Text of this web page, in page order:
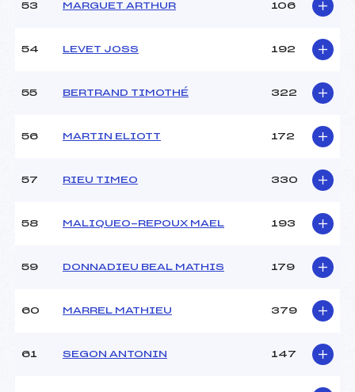
53 MARGUET ARTHUR 106
54 LEVET JOSS 192
55 BERTRAND TIMOTHÉ 322
56 MARTIN ELIOTT 172
57 RIEU TIMEO 330
58 MALIQUEO-REPOUX MAEL 193
59 DONNADIEU BEAL MATHIS 179
60 MARREL MATHIEU 379
61 SEGON ANTONIN 147